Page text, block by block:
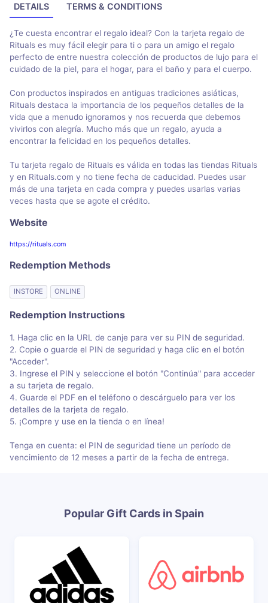
DETAILS TERMS & CONDITIONS
¿Te cuesta encontrar el regalo ideal? Con la tarjeta regalo de
Rituals es muy fácil elegir para ti o para un amigo el regalo
perfecto de entre nuestra colección de productos de lujo para el
cuidado de la piel, para el hogar, para el baño y para el cuerpo.
Con productos inspirados en antiguas tradiciones asiáticas,
Rituals destaca la importancia de los pequeños detalles de la
vida que a menudo ignoramos y nos recuerda que debemos
vivirlos con alegría. Mucho más que un regalo, ayuda a
encontrar la felicidad en los pequeños detalles.
Tu tarjeta regalo de Rituals es válida en todas las tiendas Rituals
y en Rituals.com y no tiene fecha de caducidad. Puedes usar
más de una tarjeta en cada compra y puedes usarlas varias
veces hasta que se agote el crédito.
Website
https://rituals.com
Redemption Methods
INSTORE ONLINE
Redemption Instructions
1. Haga clic en la URL de canje para ver su PIN de seguridad.
2. Copie o guarde el PIN de seguridad y haga clic en el botón
"Acceder".
3. Ingrese el PIN y seleccione el botón "Continúa" para acceder
a su tarjeta de regalo.
4. Guarde el PDF en el teléfono o descárguelo para ver los
detalles de la tarjeta de regalo.
5. ¡Compre y use en la tienda o en línea!
Tenga en cuenta: el PIN de seguridad tiene un período de
vencimiento de 12 meses a partir de la fecha de entrega.
Popular Gift Cards in Spain